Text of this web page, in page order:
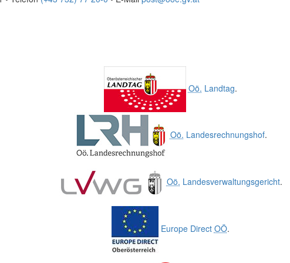
Oö. Landtag.
Oö. Landesrechnungshof.
Oö. Landesverwaltungsgericht.
Europe Direct OÖ.